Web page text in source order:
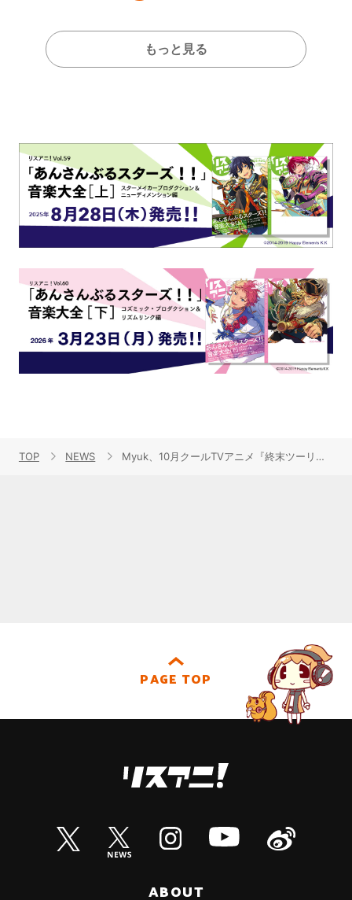
もっと見る
TOP NEWS Myuk、10月クールTVアニメ『終末ツーリング』EDテーマ「グライド」配信リリース＆MVも公開！
PAGE TOP
ABOUT